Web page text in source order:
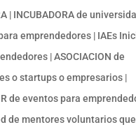
| INCUBADORA de
emprendedores | IAEs
| ASOCIACION de
o startups o empresarios |
de eventos para
de mentores voluntarios que